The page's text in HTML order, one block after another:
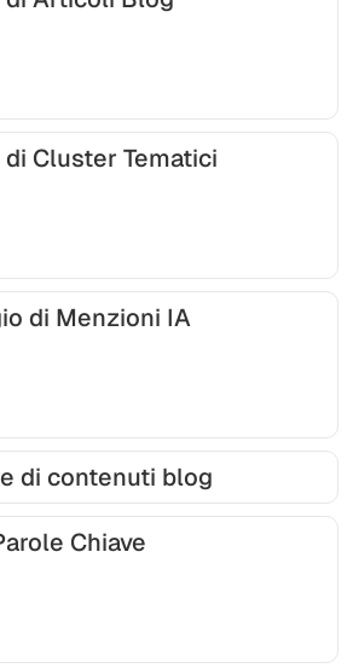
Cluster Tematici
di Menzioni IA
di contenuti blog
Chiave